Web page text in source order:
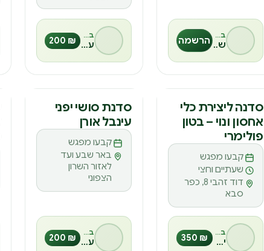
שרון יערהרשמה ₪ 200
ס
סדנה ליצירת כלי
אחסון ונוי – בטון
פולימרי
קבעו מפגש
שעתיים וחצי
דוד זהבי 8, כפר
סבא
₪ 350
ס
סדנת סושי יפני
עינבל אורן
קבעו מפגש
באר שבע ועד
לאזור השרון
הצפוני
₪ 200